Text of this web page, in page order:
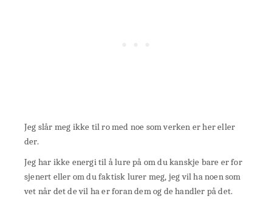
Jeg slår meg ikke til ro med noe som verken er her eller
der.
Jeg har ikke energi til å lure på om du kanskje bare er for
sjenert eller om du faktisk lurer meg, jeg vil ha noen som
vet når det de vil ha er foran dem og de handler på det.